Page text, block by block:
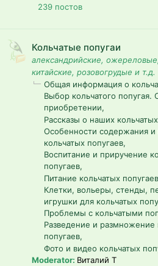
239 постов
Кольчатые попугаи
александрийские,
китайские, розовогрудые и т.д.
Общая информация о
Выбор кольчатого попугая.
приобретении
Рассказы о наших
Особенности содержания и
кольчатых попугаев
Воспитание и приручение
попугаев
Питание кольчатых попугаев
Клетки, вольеры, стенды,
игрушки для кольчатых
Проблемы с кольчатыми
Разведение и размножение
попугаев
Фото и видео кольчатых
Moderator: Виталий T